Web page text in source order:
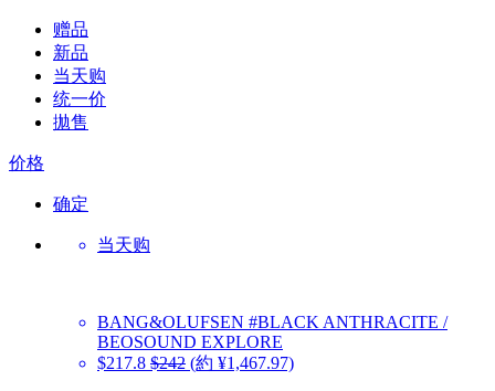
赠品
新品
当天购
统一价
拋售
价格
确定
当天购
BANG&OLUFSEN #BLACK ANTHRACITE /
BEOSOUND EXPLORE
$217.8 $242 (約 ¥1,467.97)